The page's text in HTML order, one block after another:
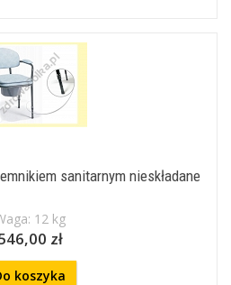
sanitarnym nieskładane
12 kg
zł
koszyka